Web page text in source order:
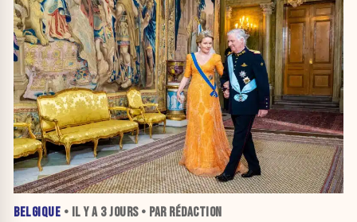
BELGIQUE • IL Y A 3 JOURS• PAR RÉDACTION